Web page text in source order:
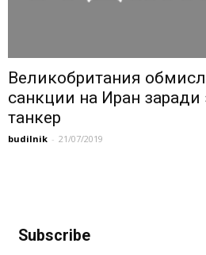
Великобритания
санкции на Иран
танкер
budilnik - 21/07/2019
Subscribe